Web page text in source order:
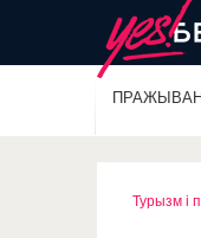
Турызм і